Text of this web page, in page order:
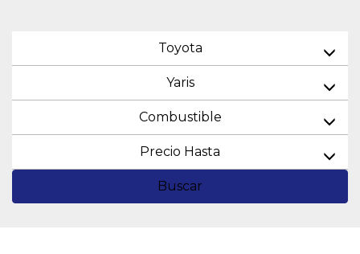
Toyota
Yaris
Combustible
Precio Hasta
Buscar